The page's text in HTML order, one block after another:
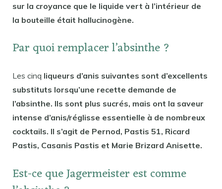
sur la croyance que le liquide vert à l’intérieur de
la bouteille était hallucinogène.
Par quoi remplacer l’absinthe ?
Les cinq liqueurs d’anis suivantes sont d’excellents
substituts lorsqu’une recette demande de
l’absinthe. Ils sont plus sucrés, mais ont la saveur
intense d’anis/réglisse essentielle à de nombreux
cocktails. Il s’agit de Pernod, Pastis 51, Ricard
Pastis, Casanis Pastis et Marie Brizard Anisette.
Est-ce que Jagermeister est comme